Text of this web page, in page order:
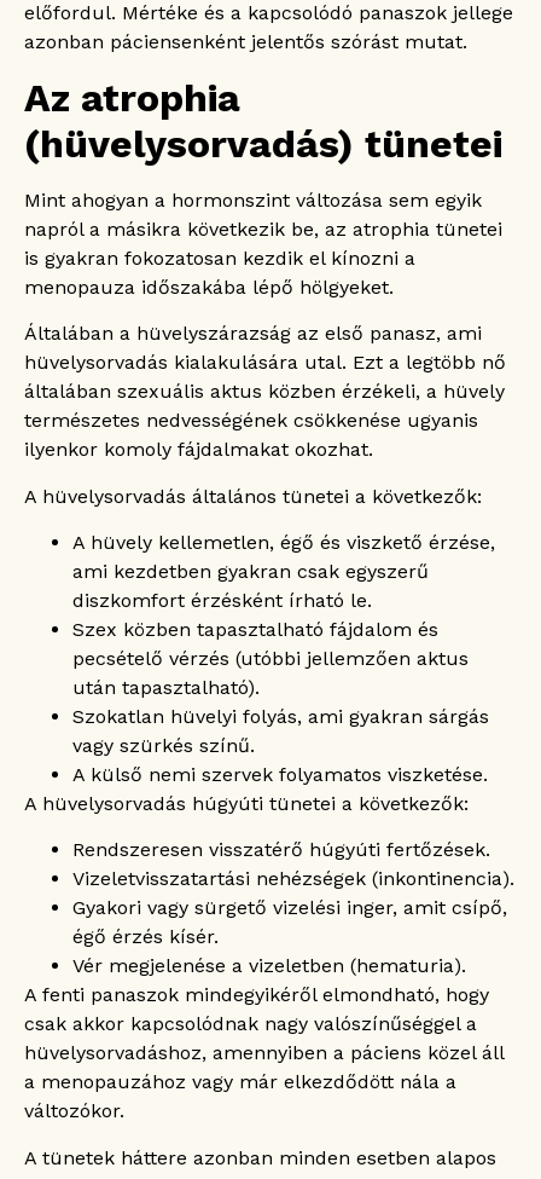
előfordul. Mértéke és a kapcsolódó panaszok jellege
azonban páciensenként jelentős szórást mutat.
Az atrophia
(hüvelysorvadás) tünetei
Mint ahogyan a hormonszint változása sem egyik
napról a másikra következik be, az atrophia tünetei
is gyakran fokozatosan kezdik el kínozni a
menopauza időszakába lépő hölgyeket.
Általában a hüvelyszárazság az első panasz, ami
hüvelysorvadás kialakulására utal. Ezt a legtöbb nő
általában szexuális aktus közben érzékeli, a hüvely
természetes nedvességének csökkenése ugyanis
ilyenkor komoly fájdalmakat okozhat.
A hüvelysorvadás általános tünetei a következők:
A hüvely kellemetlen, égő és viszkető érzése,
ami kezdetben gyakran csak egyszerű
diszkomfort érzésként írható le.
Szex közben tapasztalható fájdalom és
pecsételő vérzés (utóbbi jellemzően aktus
után tapasztalható).
Szokatlan hüvelyi folyás, ami gyakran sárgás
vagy szürkés színű.
A külső nemi szervek folyamatos viszketése.
A hüvelysorvadás húgyúti tünetei a következők:
Rendszeresen visszatérő húgyúti fertőzések.
Vizeletvisszatartási nehézségek (inkontinencia).
Gyakori vagy sürgető vizelési inger, amit csípő,
égő érzés kísér.
Vér megjelenése a vizeletben (hematuria).
A fenti panaszok mindegyikéről elmondható, hogy
csak akkor kapcsolódnak nagy valószínűséggel a
hüvelysorvadáshoz, amennyiben a páciens közel áll
a menopauzához vagy már elkezdődött nála a
változókor.
A tünetek háttere azonban minden esetben alapos